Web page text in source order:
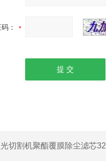
：
切割机聚酯覆膜除尘滤芯